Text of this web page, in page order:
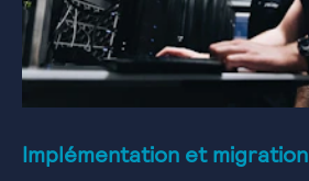
Implémentation et migration